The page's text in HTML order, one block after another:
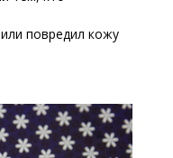
повредил кожу